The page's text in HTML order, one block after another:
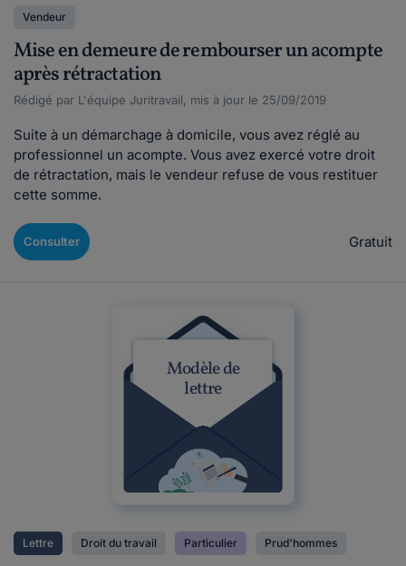
Vendeur
Mise en demeure de rembourser un acompte
après rétractation
Rédigé par L'équipe Juritravail, mis à jour le 25/09/2019
Suite à un démarchage à domicile, vous avez réglé au
professionnel un acompte. Vous avez exercé votre droit
de rétractation, mais le vendeur refuse de vous restituer
cette somme.
Consulter Gratuit
Modèle de
lettre
Lettre Droit du travail Particulier Prud'hommes